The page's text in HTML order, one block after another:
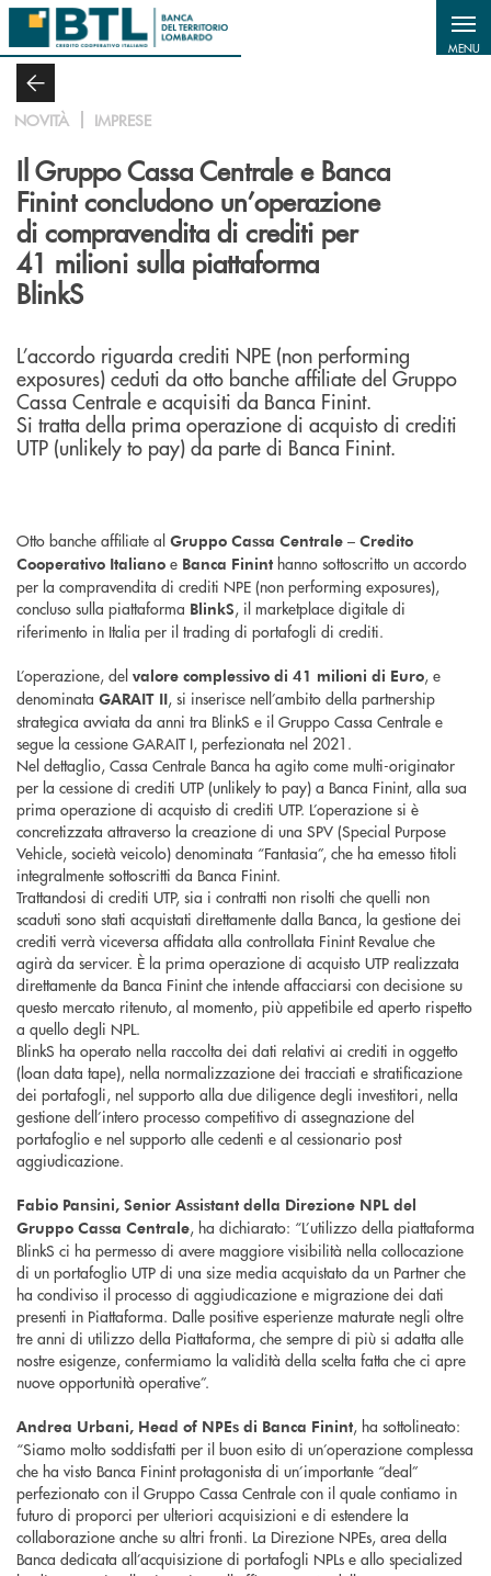
Salta al contenuto principale
MENU
NOVITÀ IMPRESE
Il Gruppo Cassa Centrale e Banca
Finint concludono un’operazione
di compravendita di crediti per
41 milioni sulla piattaforma
BlinkS
L’accordo riguarda crediti NPE (non performing
exposures) ceduti da otto banche affiliate del Gruppo
Cassa Centrale e acquisiti da Banca Finint.
Si tratta della prima operazione di acquisto di crediti
UTP (unlikely to pay) da parte di Banca Finint.
Otto banche affiliate al Gruppo Cassa Centrale – Credito
Cooperativo Italiano e Banca Finint hanno sottoscritto un accordo
per la compravendita di crediti NPE (non performing exposures),
concluso sulla piattaforma BlinkS, il marketplace digitale di
riferimento in Italia per il trading di portafogli di crediti.
L’operazione, del valore complessivo di 41 milioni di Euro, e
denominata GARAIT II, si inserisce nell’ambito della partnership
strategica avviata da anni tra BlinkS e il Gruppo Cassa Centrale e
segue la cessione GARAIT I, perfezionata nel 2021.
Nel dettaglio, Cassa Centrale Banca ha agito come multi-originator
per la cessione di crediti UTP (unlikely to pay) a Banca Finint, alla sua
prima operazione di acquisto di crediti UTP. L’operazione si è
concretizzata attraverso la creazione di una SPV (Special Purpose
Vehicle, società veicolo) denominata “Fantasia”, che ha emesso titoli
integralmente sottoscritti da Banca Finint.
Trattandosi di crediti UTP, sia i contratti non risolti che quelli non
scaduti sono stati acquistati direttamente dalla Banca, la gestione dei
crediti verrà viceversa affidata alla controllata Finint Revalue che
agirà da servicer. È la prima operazione di acquisto UTP realizzata
direttamente da Banca Finint che intende affacciarsi con decisione su
questo mercato ritenuto, al momento, più appetibile ed aperto rispetto
a quello degli NPL.
BlinkS ha operato nella raccolta dei dati relativi ai crediti in oggetto
(loan data tape), nella normalizzazione dei tracciati e stratificazione
dei portafogli, nel supporto alla due diligence degli investitori, nella
gestione dell’intero processo competitivo di assegnazione del
portafoglio e nel supporto alle cedenti e al cessionario post
aggiudicazione.
Fabio Pansini, Senior Assistant della Direzione NPL del
Gruppo Cassa Centrale, ha dichiarato: “L’utilizzo della piattaforma
BlinkS ci ha permesso di avere maggiore visibilità nella collocazione
di un portafoglio UTP di una size media acquistato da un Partner che
ha condiviso il processo di aggiudicazione e migrazione dei dati
presenti in Piattaforma. Dalle positive esperienze maturate negli oltre
tre anni di utilizzo della Piattaforma, che sempre di più si adatta alle
nostre esigenze, confermiamo la validità della scelta fatta che ci apre
nuove opportunità operative”.
Andrea Urbani, Head of NPEs di Banca Finint, ha sottolineato:
“Siamo molto soddisfatti per il buon esito di un’operazione complessa
che ha visto Banca Finint protagonista di un’importante “deal”
perfezionato con il Gruppo Cassa Centrale con il quale contiamo in
futuro di proporci per ulteriori acquisizioni e di estendere la
collaborazione anche su altri fronti. La Direzione NPEs, area della
Banca dedicata all’acquisizione di portafogli NPLs e allo specialized